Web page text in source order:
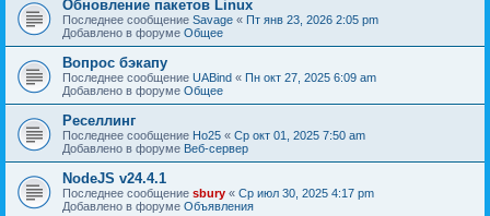
Обновление пакетов Linux
Последнее сообщение Savage « Пт янв 23, 2026 2:05 pm
Добавлено в форуме Общее
Вопрос бэкапу
Последнее сообщение UABind « Пн окт 27, 2025 6:09 am
Добавлено в форуме Общее
Реселлинг
Последнее сообщение Ho25 « Ср окт 01, 2025 7:50 am
Добавлено в форуме Веб-сервер
NodeJS v24.4.1
Последнее сообщение sbury « Ср июл 30, 2025 4:17 pm
Добавлено в форуме Объявления